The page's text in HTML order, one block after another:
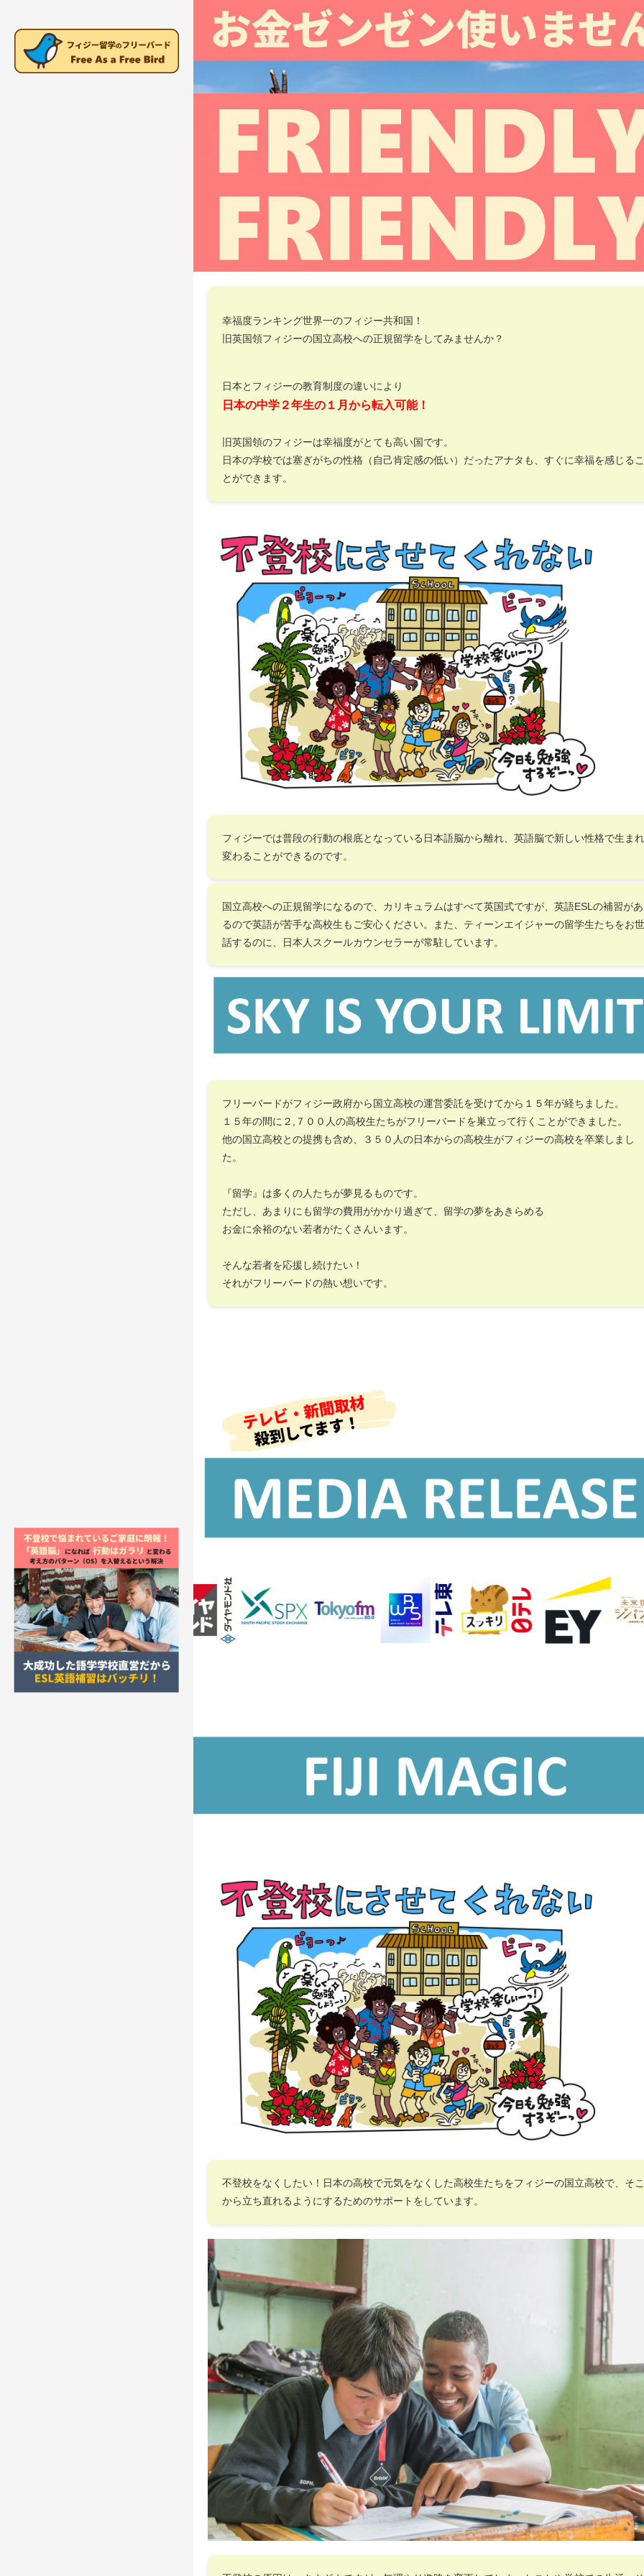
幸福度ランキング世界一のフィジー共和国！
旧英国領フィジーの国立高校への正規留学をしてみませんか？
日本とフィジーの教育制度の違いにより
日本の中学２年生の１月から転入可能！
旧英国領のフィジーは幸福度がとても高い国です。
日本の学校では塞ぎがちの性格（自己肯定感の低い）だったアナタも、すぐに幸福を感じるこ
とができます。
フィジーでは普段の行動の根底となっている日本語脳から離れ、英語脳で新しい性格で生まれ
変わることができるのです。
国立高校への正規留学になるので、カリキュラムはすべて英国式ですが、英語ESLの補習があ
るので英語が苦手な高校生もご安心ください。また、ティーンエイジャーの留学生たちをお世
話するのに、日本人スクールカウンセラーが常駐しています。
フリーバードがフィジー政府から国立高校の運営委託を受けてから１５年が経ちました。
１５年の間に２,７００人の高校生たちがフリーバードを巣立って行くことができました。
他の国立高校との提携も含め、３５０人の日本からの高校生がフィジーの高校を卒業しまし
た。
『留学』は多くの人たちが夢見るものです。
ただし、あまりにも留学の費用がかかり過ぎて、留学の夢をあきらめる
お金に余裕のない若者がたくさんいます。
そんな若者を応援し続けたい！
それがフリーバードの熱い想いです。
不登校をなくしたい！日本の高校で元気をなくした高校生たちをフィジーの国立高校で、そこ
から立ち直れるようにするためのサポートをしています。